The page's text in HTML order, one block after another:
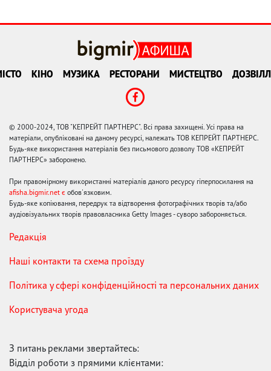
КІНО МУЗИКА РЕСТОРАНИ МИСТЕЦТВО
© 2000-2024, ТОВ "КЕПРЕЙТ ПАРТНЕРС". Всі права захищені. Усі права на
матеріали, опубліковані на даному ресурсі, належать ТОВ КЕПРЕЙТ ПАРТНЕРС.
Будь-яке використання матеріалів без письмового дозволу ТОВ «КЕПРЕЙТ
ПАРТНЕРС» заборонено.
При правомірному використанні матеріалів даного ресурсу гіперпосилання на
afisha.bigmir.net є обов'язковим.
Будь-яке копіювання, передрук та відтворення фотографічних творів та/або
аудіовізуальних творів правовласника Getty Images - суворо забороняється.
Редакція
Наші контакти та схема проїзду
Політика у сфері конфіденційності та персональних даних
Користувача угода
З питань реклами звертайтесь:
Відділ роботи з прямими клієнтами: